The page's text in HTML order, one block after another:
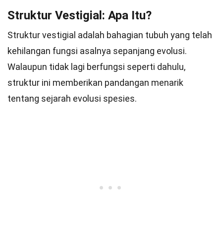
Struktur Vestigial: Apa Itu?
Struktur vestigial adalah bahagian tubuh yang telah
kehilangan fungsi asalnya sepanjang evolusi.
Walaupun tidak lagi berfungsi seperti dahulu,
struktur ini memberikan pandangan menarik
tentang sejarah evolusi spesies.